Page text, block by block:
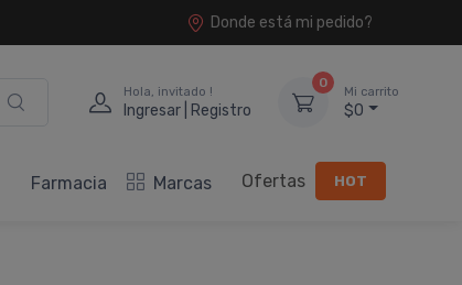
Donde está mi pedido?
Hola, invitado !
Ingresar | Registro
0
Mi carrito
$0
Farmacia Marcas Ofertas HOT